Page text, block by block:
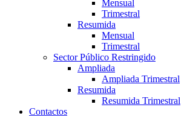
Mensual
Trimestral
Resumida
Mensual
Trimestral
Sector Público Restringido
Ampliada
Ampliada Trimestral
Resumida
Resumida Trimestral
Contactos